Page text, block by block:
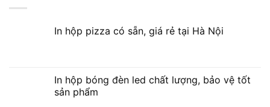
In hộp pizza có sẵn, giá rẻ tại Hà Nội
In hộp bóng đèn led chất lượng, bảo vệ tốt
sản phẩm